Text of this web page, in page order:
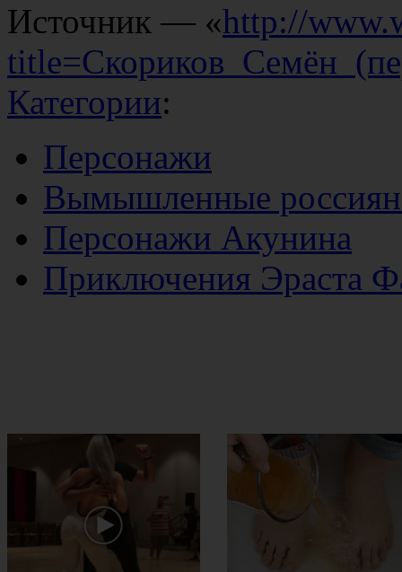
Источник — «http://
Категории:
Персонажи
Вымышленные
Персонажи Акунина
Приключения Эраста